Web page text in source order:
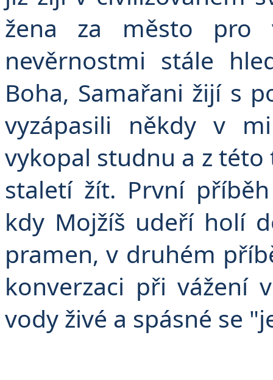
žena za město pro
nevěrnostmi stále
Boha, Samařani žijí s
vyzápasili někdy v
vykopal studnu a z
staletí žít. První
kdy Mojžíš udeří holí
pramen, v druhém
konverzaci při vážení
vody živé a spásné se